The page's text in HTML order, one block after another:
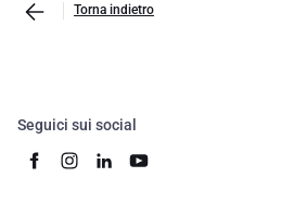
Torna indietro
Seguici sui social